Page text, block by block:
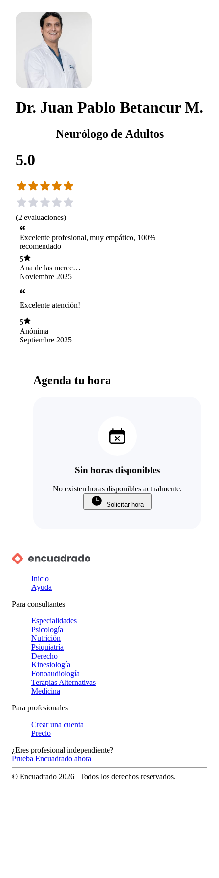
Dr. Juan Pablo Betancur M.
Neurólogo de Adultos
5.0
(2 evaluaciones)
Excelente profesional, muy empático, 100%
recomendado
5
Ana de las mercedes
lobos gonzález
Noviembre 2025
Excelente atención!
5
Anónima
Septiembre 2025
Agenda tu hora
Sin horas disponibles
No existen horas disponibles actualmente.
Solicitar hora
Inicio
Ayuda
Para consultantes
Especialidades
Psicología
Nutrición
Psiquiatría
Derecho
Kinesiología
Fonoaudiología
Terapias Alternativas
Medicina
Para profesionales
Crear una cuenta
Precio
¿Eres profesional independiente?
Prueba Encuadrado ahora
© Encuadrado 2026 | Todos los derechos reservados.